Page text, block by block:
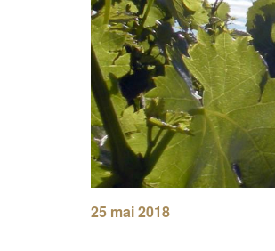
25 mai 2018